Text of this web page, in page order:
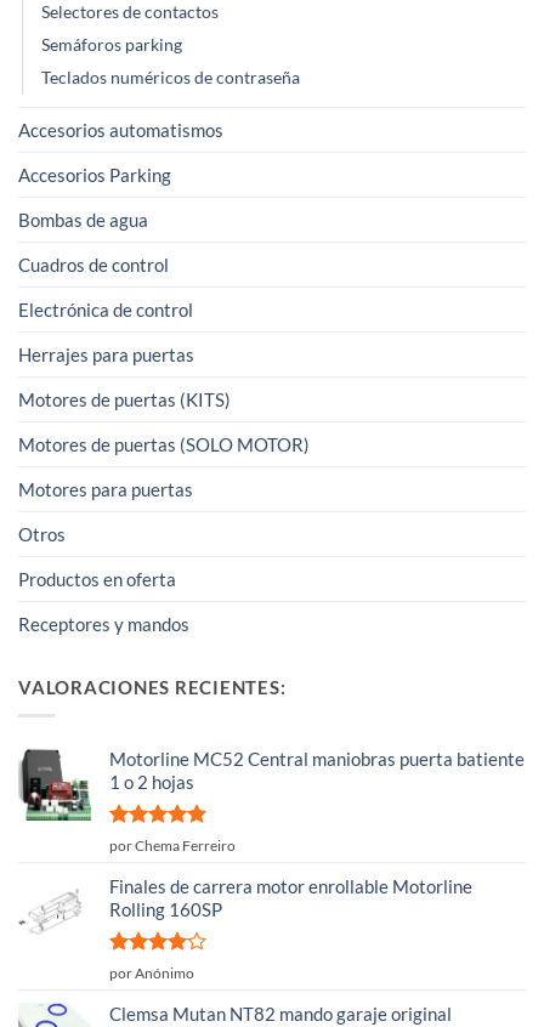
Selectores de contactos
Semáforos parking
Teclados numéricos de contraseña
Accesorios automatismos
Accesorios Parking
Bombas de agua
Cuadros de control
Electrónica de control
Herrajes para puertas
Motores de puertas (KITS)
Motores de puertas (SOLO MOTOR)
Motores para puertas
Otros
Productos en oferta
Receptores y mandos
VALORACIONES RECIENTES:
Motorline MC52 Central maniobras puerta batiente
1 o 2 hojas
Valorado
por Chema Ferreiro
Finales de carrera motor enrollable Motorline
Rolling 160SP
Valorado
5
por Anónimo
Clemsa Mutan NT82 mando garaje original